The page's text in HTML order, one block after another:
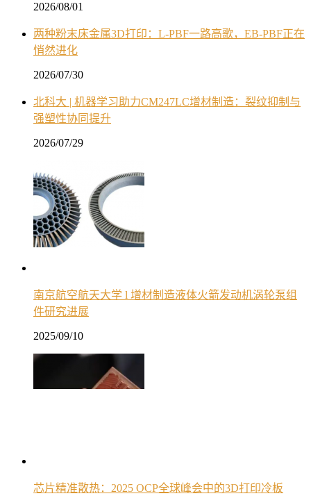
2026/08/01
两种粉末床金属3D打印：L-PBF一路高歌，EB-PBF正在
悄然进化
2026/07/30
北科大 | 机器学习助力CM247LC增材制造：裂纹抑制与
强塑性协同提升
2026/07/29
南京航空航天大学 l 增材制造液体火箭发动机涡轮泵组
件研究进展
2025/09/10
芯片精准散热：2025 OCP全球峰会中的3D打印冷板